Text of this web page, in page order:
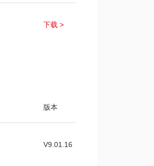
下载 >
版本
V9.01.16